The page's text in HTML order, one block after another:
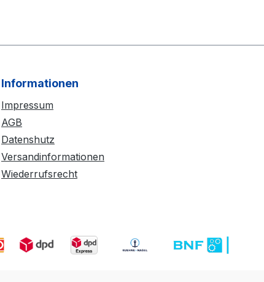
Informationen
Impressum
AGB
Datenshutz
Versandinformationen
Wiederrufsrecht